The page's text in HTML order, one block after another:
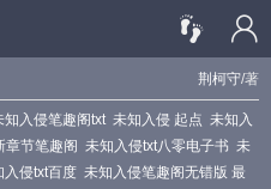
荆柯守/著
知入侵笔趣阁txt 未知入侵 起点 未知入
章节笔趣阁 未知入侵txt八零电子书 未
入侵txt百度 未知入侵笔趣阁无错版 最